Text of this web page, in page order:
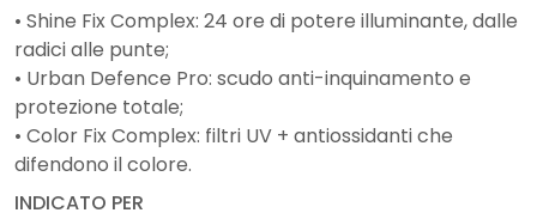
• Shine Fix Complex: 24 ore di potere illuminante, dalle
radici alle punte;
• Urban Defence Pro: scudo anti-inquinamento e
protezione totale;
• Color Fix Complex: filtri UV + antiossidanti che
difendono il colore.
INDICATO PER